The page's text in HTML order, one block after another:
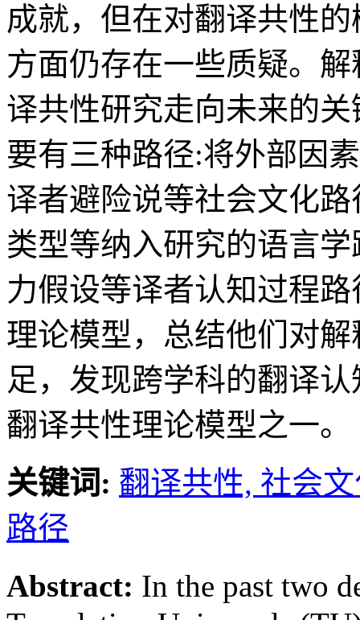
成就，但在对翻译共性
方面仍存在一些质疑。
译共性研究走向未来的
要有三种路径:将外部因
译者避险说等社会文化
类型等纳入研究的语言
力假设等译者认知过程
理论模型，总结他们对
足，发现跨学科的翻译
翻译共性理论模型之一。
关键词: 翻译共性, 社会
路径
Abstract: In the past two